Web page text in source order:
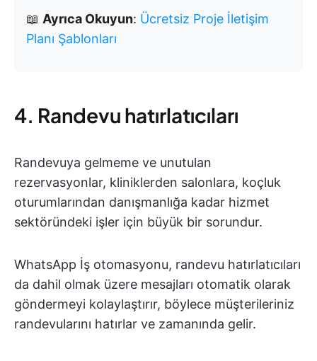
📖 Ayrıca Okuyun: Ücretsiz Proje İletişim
Planı Şablonları
4. Randevu hatırlatıcıları
Randevuya gelmeme ve unutulan
rezervasyonlar, kliniklerden salonlara, koçluk
oturumlarından danışmanlığa kadar hizmet
sektöründeki işler için büyük bir sorundur.
WhatsApp İş otomasyonu, randevu hatırlatıcıları
da dahil olmak üzere mesajları otomatik olarak
göndermeyi kolaylaştırır, böylece müşterileriniz
randevularını hatırlar ve zamanında gelir.